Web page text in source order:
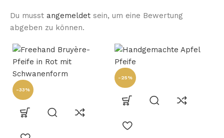
Du musst angemeldet sein, um eine Bewertung
abgeben zu können.
-33%
-25%